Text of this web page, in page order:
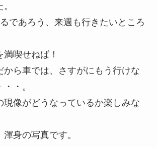
であろう、来週も行きたいところ
喫せねば！
から車では、さすがにもう行けな
・。
現像がどうなっているか楽しみな
身の写真です。